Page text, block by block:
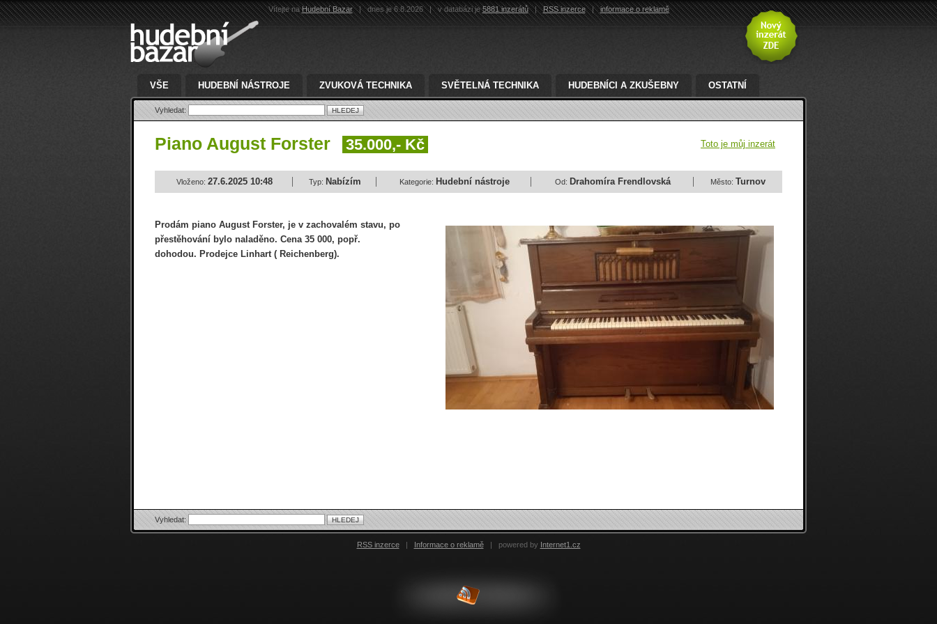
Vítejte naHudební Bazar | dnes je 6.8.2026 | v databázi je5881 inzerátů | RSS inzerce | informace o reklamě
VŠE HUDEBNÍ NÁSTROJE ZVUKOVÁ TECHNIKA SVĚTELNÁ TECHNIKA HUDEBNÍCI A ZKUŠEBNY OSTATNÍ
Vyhledat:
Piano August Forster 35.000,- Kč Toto je můj inzerát
Vloženo: 27.6.2025 10:48 Typ: Nabízím Kategorie: Hudební nástroje Od: Drahomíra Frendlovská Město: Turnov
Prodám piano August Forster, je v zachovalém stavu, po
přestěhování bylo naladěno. Cena 35 000, popř.
dohodou. Prodejce Linhart ( Reichenberg).
Vyhledat:
RSS inzerce | Informace o reklamě | powered by Internet1.cz